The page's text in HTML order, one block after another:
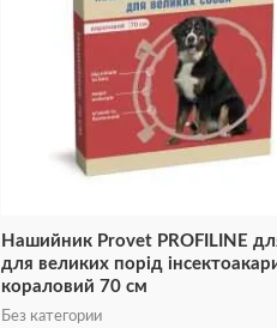
Нашийник Provet PROFILINE
для великих порід
кораловий 70 см
Без категории